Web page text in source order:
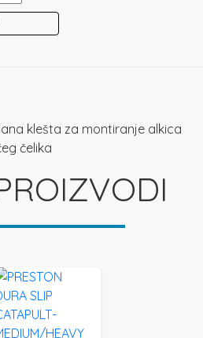
klešta za montiranje alkica
čelika